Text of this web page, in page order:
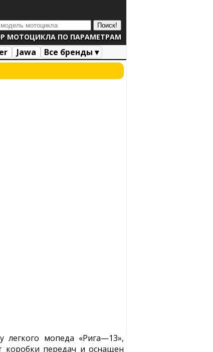
МОТОЦИКЛА ПО ПАРАМЕТРАМ
Jawa
Все бренды ▾
легкого мопеда «Рига—13»,
коробки передач и оснащен